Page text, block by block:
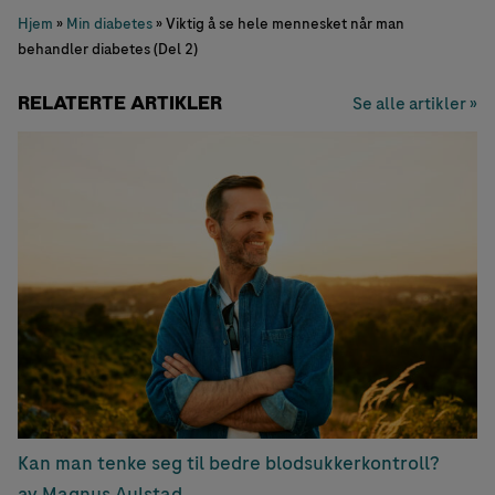
Hjem » Min diabetes»Viktig å se hele mennesket når man
behandler diabetes (Del 2)
RELATERTE ARTIKLER Se alle artikler »
Kan man tenke seg til bedre blodsukkerkontroll?